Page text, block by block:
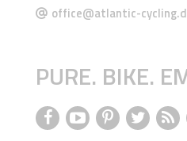
office@atlantic-
PURE. BIKE.